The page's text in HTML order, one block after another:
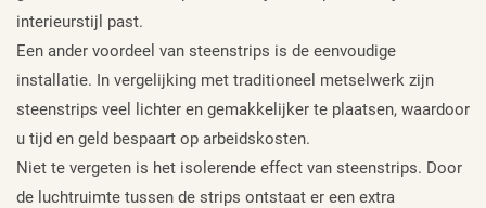
interieurstijl past.
Een ander voordeel van steenstrips is de eenvoudige
installatie. In vergelijking met traditioneel metselwerk zijn
steenstrips veel lichter en gemakkelijker te plaatsen, waardoor
u tijd en geld bespaart op arbeidskosten.
Niet te vergeten is het isolerende effect van steenstrips. Door
de luchtruimte tussen de strips ontstaat er een extra